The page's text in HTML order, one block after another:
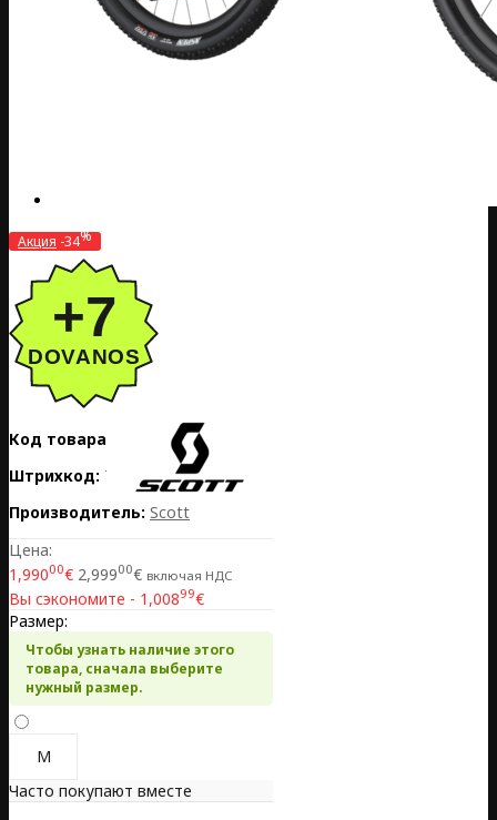
Акция -34%
Код товара:
EE02-423542-3020
Штрихкод: 7616185217411
Производитель: Scott
Цена:
1,99000€ 2,99900€ включая НДС
Вы сэкономите - 1,00899€
Размер:
Чтобы узнать наличие этого
товара, сначала выберите
нужный размер.
M
Часто покупают вместе